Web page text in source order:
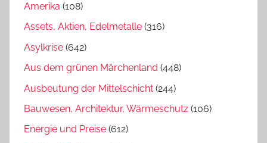
Amerika (108)
Assets, Aktien, Edelmetalle (316)
Asylkrise (642)
Aus dem grünen Märchenland (448)
Ausbeutung der Mittelschicht (244)
Bauwesen, Architektur, Wärmeschutz (106)
Energie und Preise (612)